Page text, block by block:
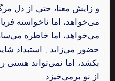
و زایش معنا، حتی از دل
می‌خواهد، اما ناخواسته
می‌خواهد، اما خاطره
حضور می‌زاید۔ استبداد شاید
بکشد، اما نمی‌تواند هستی
از نو برمی‌خیزد۔